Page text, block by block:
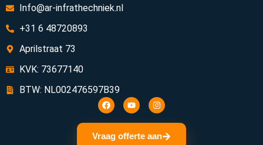
Info@ar-infrathechniek.nl
+31 6 48720893
Aprilstraat 73
KVK: 73677140
BTW: NL002476597B39
Vraag offerte aan